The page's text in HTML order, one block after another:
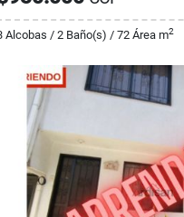
Alcobas / 2 Baño(s) / 72 Área m2